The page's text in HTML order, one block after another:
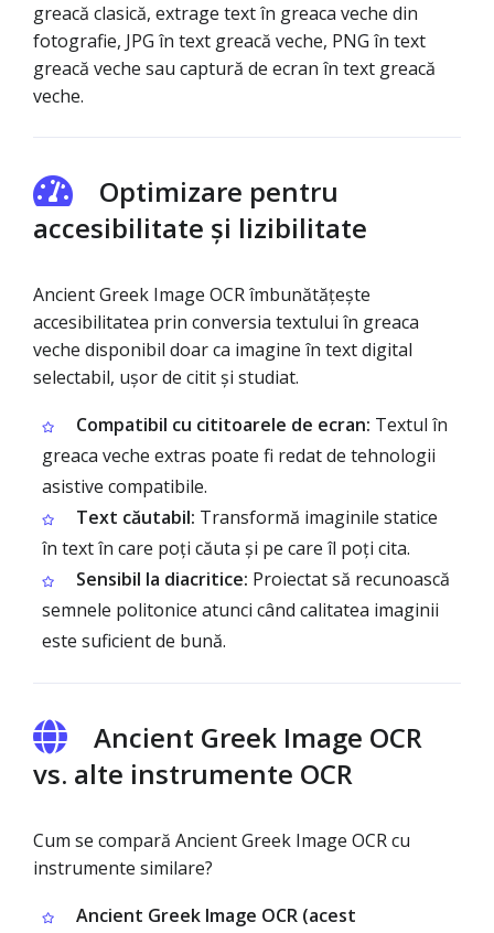
greacă clasică, extrage text în greaca veche din
fotografie, JPG în text greacă veche, PNG în text
greacă veche sau captură de ecran în text greacă
veche.
Optimizare pentru
accesibilitate și lizibilitate
Ancient Greek Image OCR îmbunătățește
accesibilitatea prin conversia textului în greaca
veche disponibil doar ca imagine în text digital
selectabil, ușor de citit și studiat.
Compatibil cu cititoarele de ecran: Textul în
greaca veche extras poate fi redat de tehnologii
asistive compatibile.
Text căutabil: Transformă imaginile statice
în text în care poți căuta și pe care îl poți cita.
Sensibil la diacritice: Proiectat să recunoască
semnele politonice atunci când calitatea imaginii
este suficient de bună.
Ancient Greek Image OCR
vs. alte instrumente OCR
Cum se compară Ancient Greek Image OCR cu
instrumente similare?
Ancient Greek Image OCR (acest